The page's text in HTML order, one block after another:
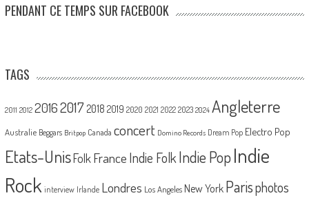
PENDANT CE TEMPS SUR FACEBOOK
TAGS
2011 2012 20162017 2018 2019 2020 2021 2022 2023 2024 Angleterre
Australie Beggars Britpop Canada concert Domino Records Dream Pop Electro Pop
Etats-UnisFolk France Indie Folk Indie PopIndie
Rock interview Irlande Londres Los Angeles New York Parisphotos